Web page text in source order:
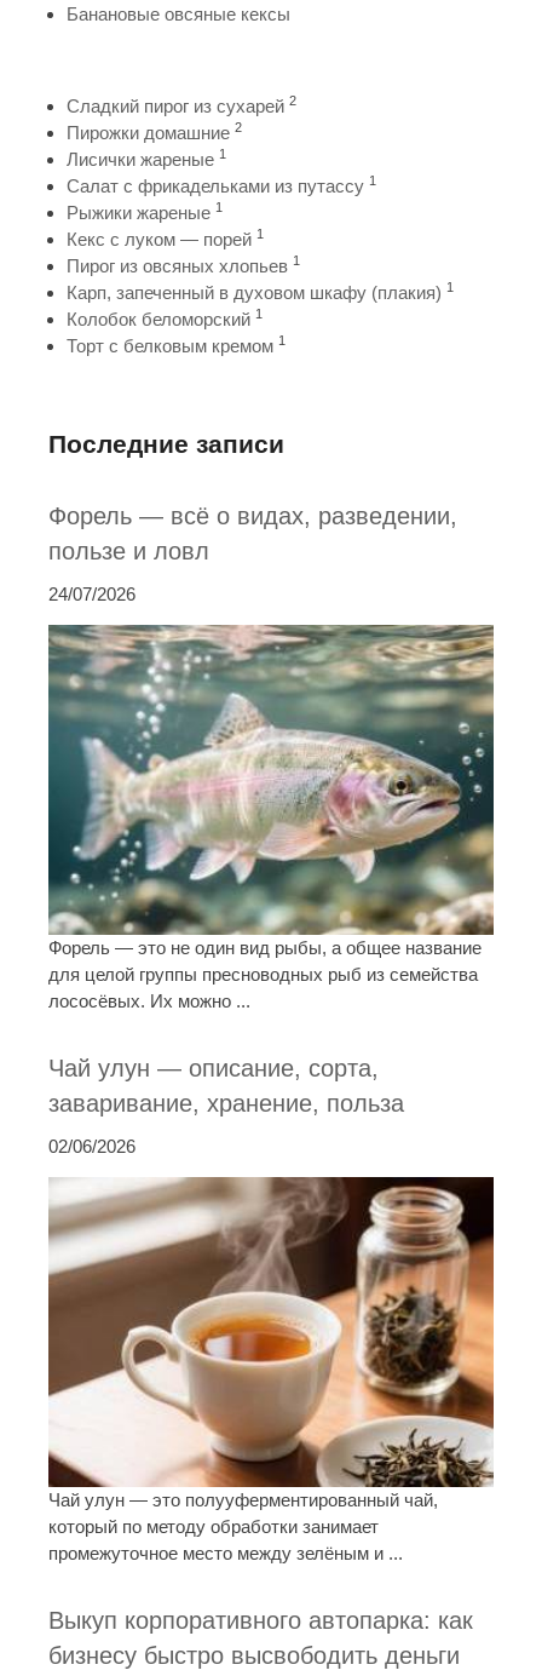
Банановые овсяные кексы
Сладкий пирог из сухарей 2
Пирожки домашние 2
Лисички жареные 1
Салат с фрикадельками из путассу 1
Рыжики жареные 1
Кекс с луком — порей 1
Пирог из овсяных хлопьев 1
Карп, запеченный в духовом шкафу (плакия) 1
Колобок беломорский 1
Торт с белковым кремом 1
Последние записи
Форель — всё о видах, разведении,
пользе и ловл
24/07/2026
Форель — это не один вид рыбы, а общее название
для целой группы пресноводных рыб из семейства
лососёвых. Их можно ...
Чай улун — описание, сорта,
заваривание, хранение, польза
02/06/2026
Чай улун — это полууферментированный чай,
который по методу обработки занимает
промежуточное место между зелёным и ...
Выкуп корпоративного автопарка: как
бизнесу быстро высвободить деньги